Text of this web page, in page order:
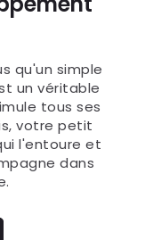
pour
qu'un simple
un véritable
tous ses
votre petit
l'entoure et